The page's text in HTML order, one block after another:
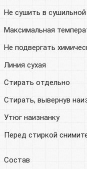
Не сушить в
Максимальная
Не подвергать
Линия сухая
Стирать отдельно
Стирать, вывернув
Утюг наизнанку
Перед стиркой
Состав